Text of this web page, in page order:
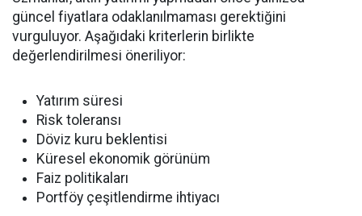
güncel fiyatlara odaklanılmaması gerektiğini
vurguluyor. Aşağıdaki kriterlerin birlikte
değerlendirilmesi öneriliyor:
Yatırım süresi
Risk toleransı
Döviz kuru beklentisi
Küresel ekonomik görünüm
Faiz politikaları
Portföy çeşitlendirme ihtiyacı